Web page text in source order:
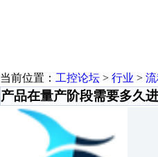
当前位置： 工控论坛 > 行业 >
产品在量产阶段需要多久